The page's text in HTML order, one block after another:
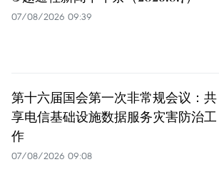
07/08/2026 09:39
第十六届国会第一次非常规会议：共
享电信基础设施数据服务灾害防治工
作
07/08/2026 09:08